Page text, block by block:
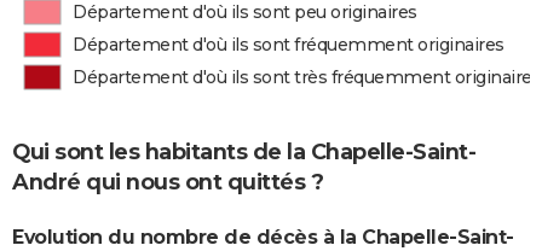
Département d'où ils sont peu originaires
Département d'où ils sont fréquemment originaires
Département d'où ils sont très fréquemment originaires
Qui sont les habitants de la Chapelle-Saint-
André qui nous ont quittés ?
Evolution du nombre de décès à la Chapelle-Saint-